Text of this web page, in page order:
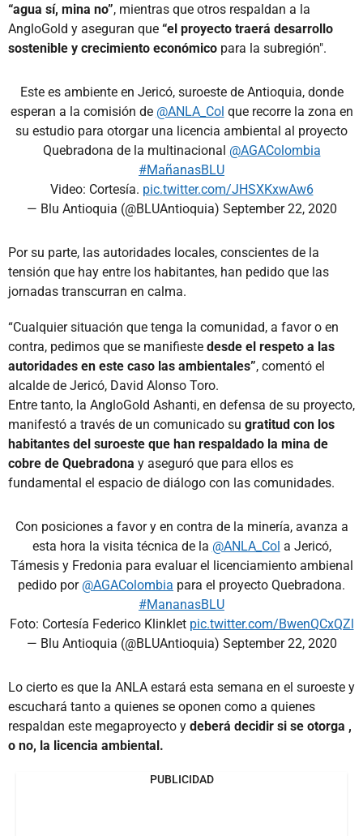
“agua sí, mina no”, mientras que otros respaldan a la
AngloGold y aseguran que “el proyecto traerá desarrollo
sostenible y crecimiento económico para la subregión".
Este es ambiente en Jericó, suroeste de Antioquia, donde
esperan a la comisión de @ANLA_Col que recorre la zona en
su estudio para otorgar una licencia ambiental al proyecto
Quebradona de la multinacional @AGAColombia
#MañanasBLU
Video: Cortesía. pic.twitter.com/JHSXKxwAw6
— Blu Antioquia (@BLUAntioquia) September 22, 2020
Por su parte, las autoridades locales, conscientes de la
tensión que hay entre los habitantes, han pedido que las
jornadas transcurran en calma.
“Cualquier situación que tenga la comunidad, a favor o en
contra, pedimos que se manifieste desde el respeto a las
autoridades en este caso las ambientales”, comentó el
alcalde de Jericó, David Alonso Toro.
Entre tanto, la AngloGold Ashanti, en defensa de su proyecto,
manifestó a través de un comunicado su gratitud con los
habitantes del suroeste que han respaldado la mina de
cobre de Quebradona y aseguró que para ellos es
fundamental el espacio de diálogo con las comunidades.
Con posiciones a favor y en contra de la minería, avanza a
esta hora la visita técnica de la @ANLA_Col a Jericó,
Támesis y Fredonia para evaluar el licenciamiento ambienal
pedido por @AGAColombia para el proyecto Quebradona.
#MananasBLU
Foto: Cortesía Federico Klinklet pic.twitter.com/BwenQCxQZl
— Blu Antioquia (@BLUAntioquia) September 22, 2020
Lo cierto es que la ANLA estará esta semana en el suroeste y
escuchará tanto a quienes se oponen como a quienes
respaldan este megaproyecto y deberá decidir si se otorga ,
o no, la licencia ambiental.
PUBLICIDAD